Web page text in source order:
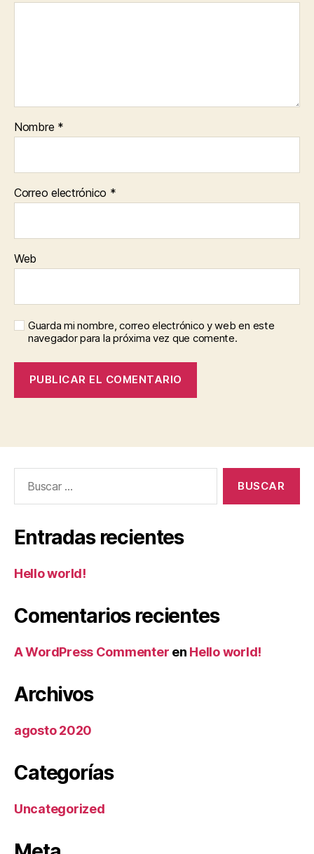
Nombre *
Correo electrónico *
Web
Guarda mi nombre, correo electrónico y web en este
navegador para la próxima vez que comente.
Entradas recientes
Hello world!
Comentarios recientes
A WordPress Commenter en Hello world!
Archivos
agosto 2020
Categorías
Uncategorized